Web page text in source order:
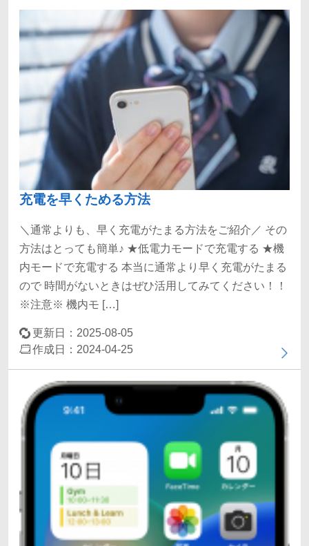
充電を早くためる方法
＼通常よりも、早く充電がたまる方法をご紹介／ その
方法はとっても簡単♪ ★低電力モードで充電する ★機
内モードで充電する 本当に通常より早く充電がたまる
ので 時間がないときはぜひ活用してみてください！！
※注意※ 機内モ […]
更新日：2025-08-05
作成日：2024-04-25